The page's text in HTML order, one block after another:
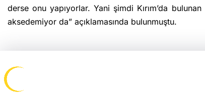
derse onu yapıyorlar. Yani şimdi Kırım’da
aksedemiyor da” açıklamasında bulunmuştu.